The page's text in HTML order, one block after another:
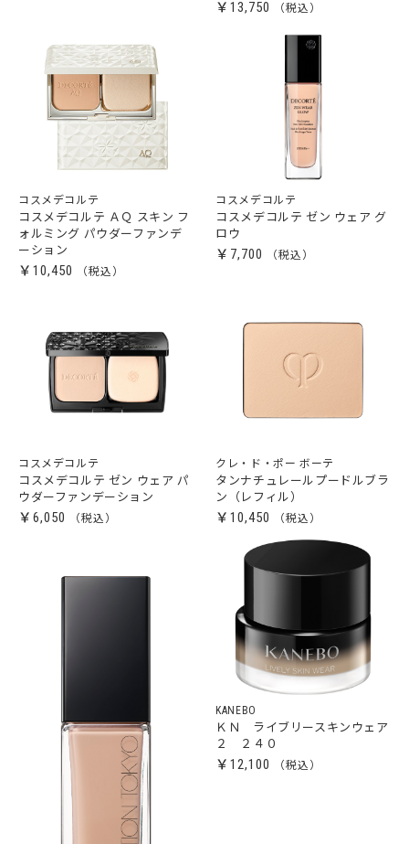
￥13,750
コスメデコルテ
コスメデコルテ ＡＱ スキン フ
ォルミング パウダーファンデ
ーション
￥10,450
コスメデコルテ
コスメデコルテ ゼン ウェア グ
ロウ
￥7,700
コスメデコルテ
コスメデコルテ ゼン ウェア パ
ウダーファンデーション
￥6,050
クレ・ド・ポー ボーテ
タンナチュレールプードルブラ
ン（レフィル）
￥10,450
KANEBO
ＫＮ ライブリースキンウェア
２ ２４０
￥12,100